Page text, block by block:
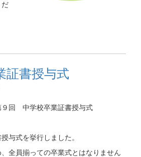
だ
書授与式
回 中学校卒業証書授与式
与式を挙行しました。
全員揃っての卒業式とはなりません